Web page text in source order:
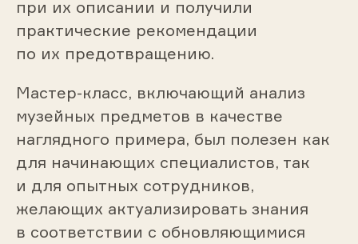
при их описании и получили
практические рекомендации
по их предотвращению.
Мастер-класс, включающий анализ
музейных предметов в качестве
наглядного примера, был полезен как
для начинающих специалистов, так
и для опытных сотрудников,
желающих актуализировать знания
в соответствии с обновляющимися